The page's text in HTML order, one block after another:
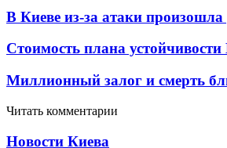
В Киеве из-за атаки
Стоимость плана
Миллионный залог и смерть
Читать комментарии
Новости Киева